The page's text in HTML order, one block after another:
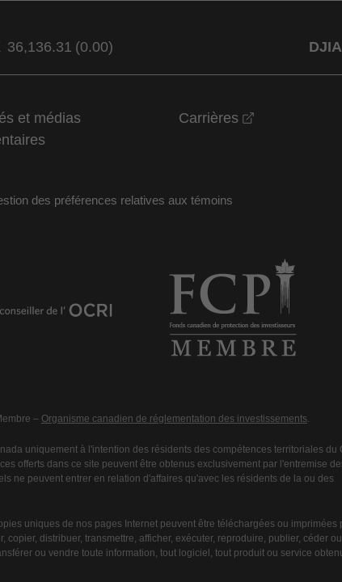
36,136.31 (0.00) DJIA
et médias Carrières
des préférences relatives aux témoins
– Organisme canadien de réglementation des investissements.
uniquement à l'intention des résidents des compétences territoriales du
offerts dans ce site peuvent être obtenus exclusivement par l'entremise
ne peuvent entrer en relation d'affaires qu'avec les résidents de la ou des
uniques de nos pages Internet peuvent être téléchargées ou imprimées
distribuer, transmettre, afficher, exécuter, reproduire, publier, céder ou
ou vendre toute information, tout logiciel, tout produit ou service